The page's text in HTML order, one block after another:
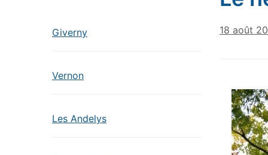
Giverny
Vernon
Les Andelys
18 août